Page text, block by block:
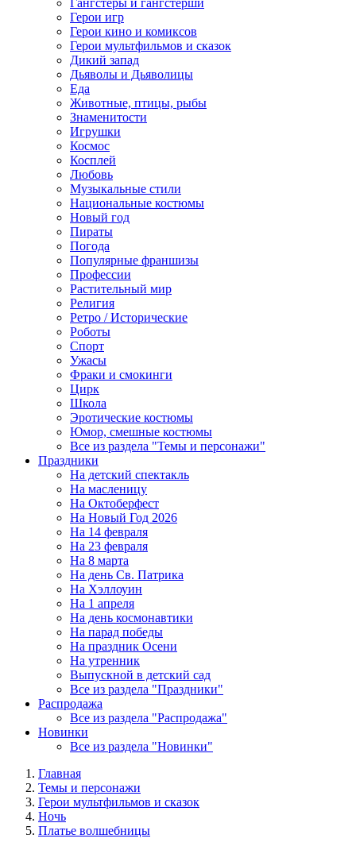
Гангстеры и гангстерши
Герои игр
Герои кино и комиксов
Герои мультфильмов и сказок
Дикий запад
Дьяволы и Дьяволицы
Еда
Животные, птицы, рыбы
Знаменитости
Игрушки
Космос
Косплей
Любовь
Музыкальные стили
Национальные костюмы
Новый год
Пираты
Погода
Популярные франшизы
Профессии
Растительный мир
Религия
Ретро / Исторические
Роботы
Спорт
Ужасы
Фраки и смокинги
Цирк
Школа
Эротические костюмы
Юмор, смешные костюмы
Все из раздела "Темы и персонажи"
Праздники
На детский спектакль
На масленицу
На Октоберфест
На Новый Год 2026
На 14 февраля
На 23 февраля
На 8 марта
На день Св. Патрика
На Хэллоуин
На 1 апреля
На день космонавтики
На парад победы
На праздник Осени
На утренник
Выпускной в детский сад
Все из раздела "Праздники"
Распродажа
Все из раздела "Распродажа"
Новинки
Все из раздела "Новинки"
Главная
Темы и персонажи
Герои мультфильмов и сказок
Ночь
Платье волшебницы